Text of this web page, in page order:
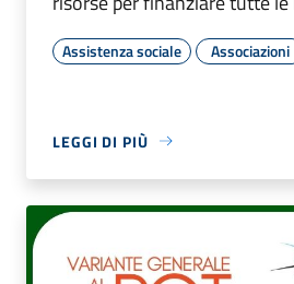
Assistenza sociale Associazioni
LEGGI DI PIÙ